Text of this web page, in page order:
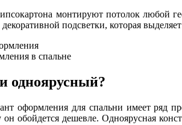
монтируют потолок любой
подсветки, которая
в спальне
одноярусный?
оформления для спальни имеет ряд
он обойдется дешевле. Одноярусная